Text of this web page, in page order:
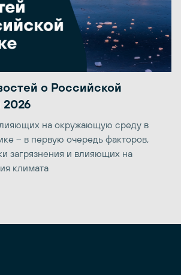
о Российской
на окружающую среду в
– в первую очередь факторов,
загрязнения и влияющих на
климата